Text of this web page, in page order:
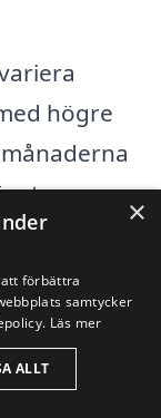
högre
i
att
×
förbättra
samtycker
Läs mer
ALLT